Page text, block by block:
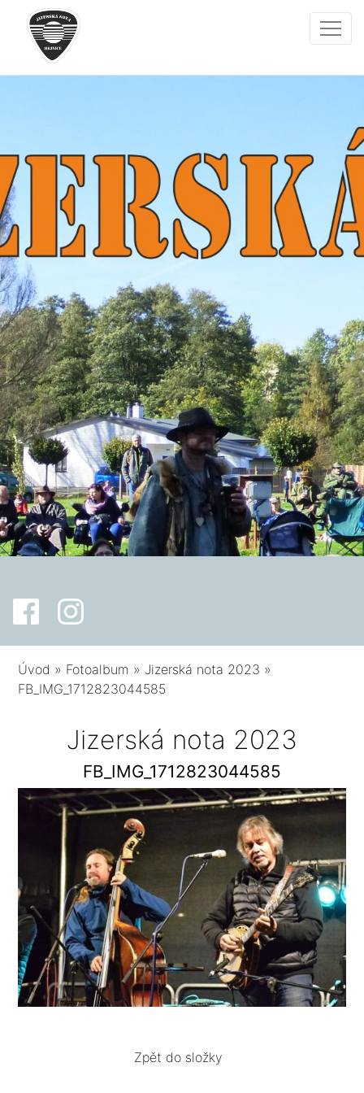
Úvod » Fotoalbum » Jizerská nota 2023 »
FB_IMG_1712823044585
Jizerská nota 2023
FB_IMG_1712823044585
Zpět do složky